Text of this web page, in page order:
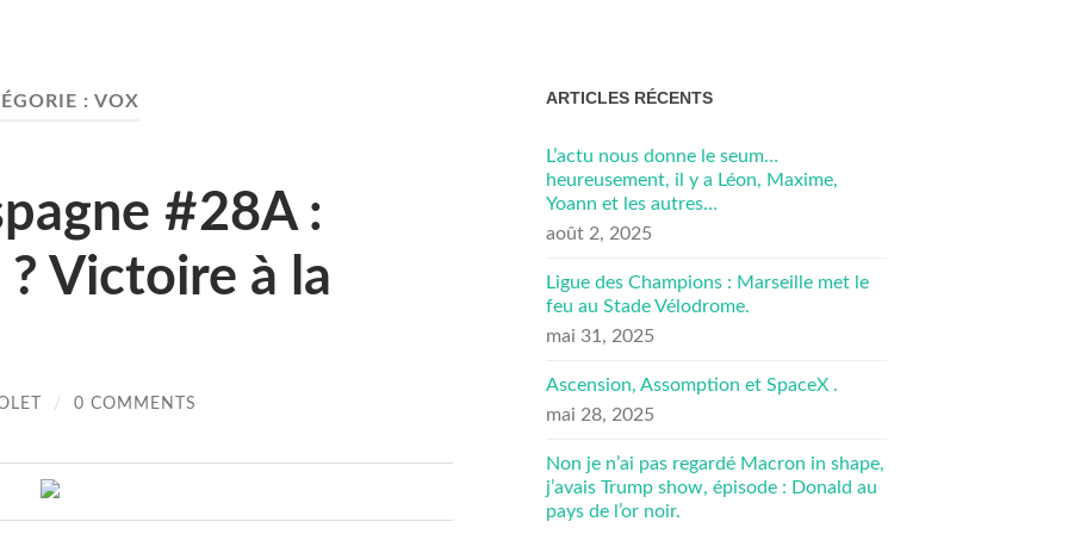
: VOX
#28A :
Victoire à la
/ 0 COMMENTS
ARTICLES RÉCENTS
L’actu nous donne le seum…
heureusement, il y a Léon, Maxime,
Yoann et les autres…
août 2, 2025
Ligue des Champions : Marseille met le
feu au Stade Vélodrome.
mai 31, 2025
Ascension, Assomption et SpaceX .
mai 28, 2025
Non je n’ai pas regardé Macron in shape,
j’avais Trump show, épisode : Donald au
pays de l’or noir.